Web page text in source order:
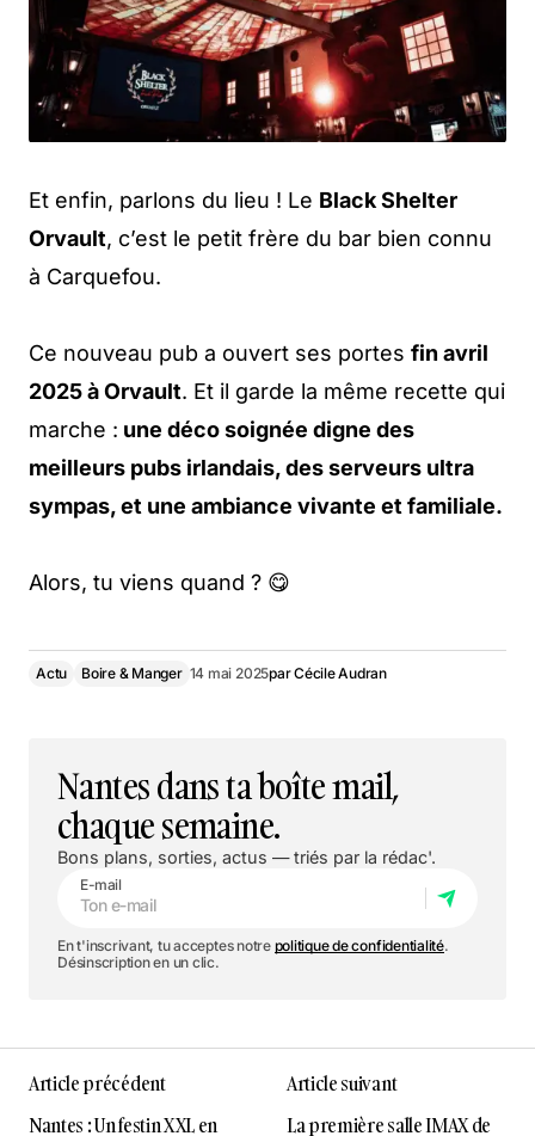
Et enfin, parlons du lieu ! Le Black Shelter
Orvault, c’est le petit frère du bar bien connu
à Carquefou.
Ce nouveau pub a ouvert ses portes fin avril
2025 à Orvault. Et il garde la même recette qui
marche : une déco soignée digne des
meilleurs pubs irlandais, des serveurs ultra
sympas, et une ambiance vivante et familiale.
Alors, tu viens quand ? 😋
Actu Boire & Manger 14 mai 2025parCécile Audran
Nantes dans ta boîte mail,
chaque semaine.
Bons plans, sorties, actus — triés par la rédac'.
E-mail
En t'inscrivant, tu acceptes notre politique de confidentialité.
Désinscription en un clic.
Article précédent
Nantes : Un festin XXL en
Article suivant
La première salle IMAX de